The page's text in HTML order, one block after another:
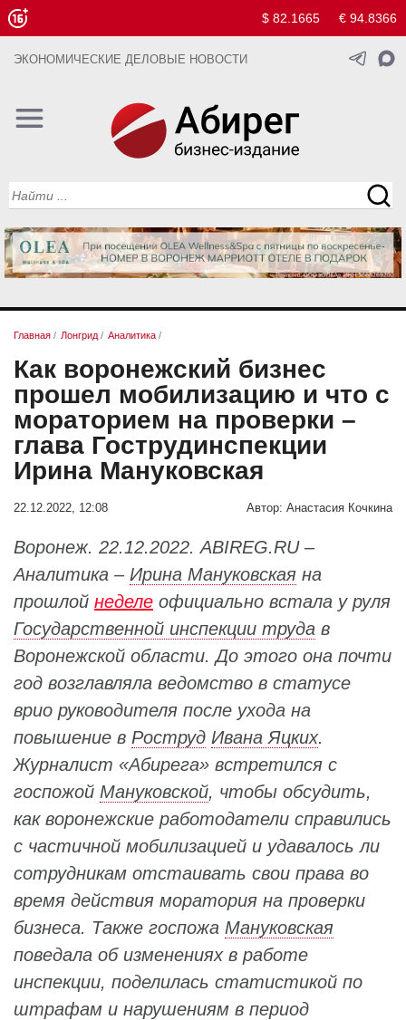
$ 82.1665 € 94.8366
ЭКОНОМИЧЕСКИЕ ДЕЛОВЫЕ НОВОСТИ
Главная / Лонгрид / Аналитика /
Как воронежский бизнес
прошел мобилизацию и что с
мораторием на проверки –
глава Гострудинспекции
Ирина Мануковская
22.12.2022, 12:08 Автор: Анастасия Кочкина
Воронеж. 22.12.2022. ABIREG.RU –
Аналитика – Ирина Мануковская на
прошлой неделе официально встала у руля
Государственной инспекции труда в
Воронежской области. До этого она почти
год возглавляла ведомство в статусе
врио руководителя после ухода на
повышение в Роструд Ивана Яцких.
Журналист «Абирега» встретился с
госпожой Мануковской, чтобы обсудить,
как воронежские работодатели справились
с частичной мобилизацией и удавалось ли
сотрудникам отстаивать свои права во
время действия моратория на проверки
бизнеса. Также госпожа Мануковская
поведала об изменениях в работе
инспекции, поделилась статистикой по
штрафам и нарушениям в период